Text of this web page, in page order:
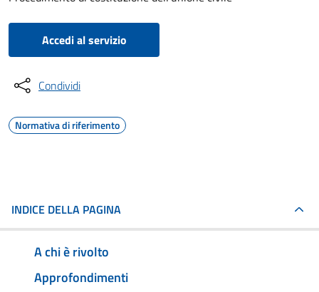
Accedi al servizio
Condividi
Normativa di riferimento
INDICE DELLA PAGINA
A chi è rivolto
Approfondimenti